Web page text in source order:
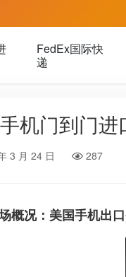
FedEx国际快
递
机门到门进
3 月 24 日 287
概况：美国手机出